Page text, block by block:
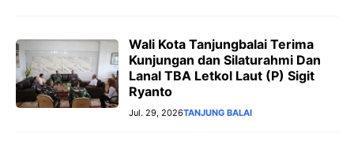
Wali Kota Tanjungbalai Terima
Kunjungan dan Silaturahmi Dan
Lanal TBA Letkol Laut (P) Sigit
Ryanto
Jul. 29, 2026TANJUNG BALAI